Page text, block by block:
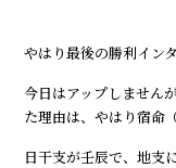
やはり最後の勝利イン
今日はアップしません
た理由は、やはり宿命
日干支が壬辰で、地支